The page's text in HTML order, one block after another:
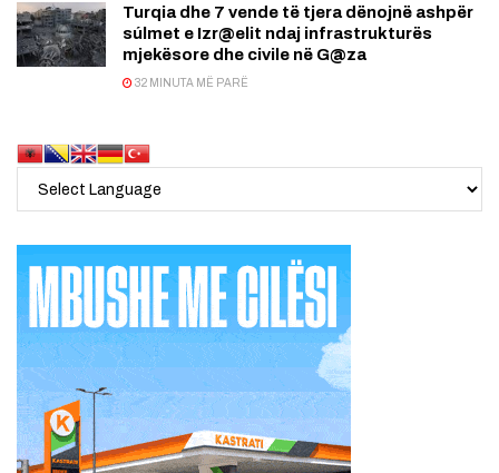
Turqia dhe 7 vende të tjera dënojnë ashpër
súlmet e Izr@elit ndaj infrastrukturës
mjekësore dhe civile në G@za
32 MINUTA MË PARË